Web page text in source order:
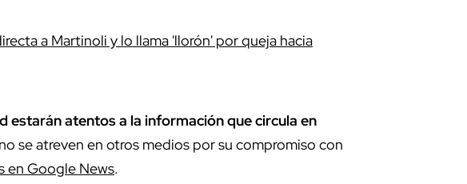
a Martinoli y lo llama 'llorón' por queja hacia
estarán atentos a la información que circula en
se atreven en otros medios por su compromiso con
en Google News.